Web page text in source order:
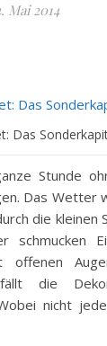
Mai 2014
Das
Das Wetter
die kleinen
offenen
die
nicht